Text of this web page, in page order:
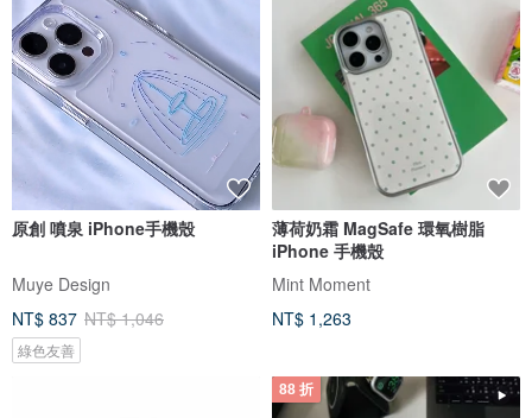
原創 噴泉 iPhone手機殼
Muye Design
NT$ 837 NT$ 1,046
綠色友善
薄荷奶霜 MagSafe 環氧樹脂
iPhone 手機殼
Mint Moment
NT$ 1,263
88 折